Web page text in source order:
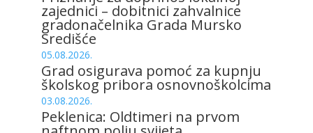
zajednici – dobitnici zahvalnice
gradonačelnika Grada Mursko
Središće
05.08.2026.
Grad osigurava pomoć za kupnju
školskog pribora osnovnoškolcima
03.08.2026.
Peklenica: Oldtimeri na prvom